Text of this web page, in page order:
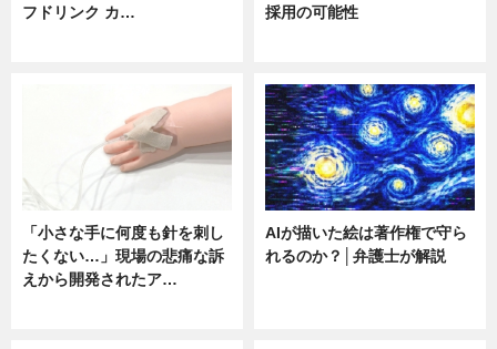
フドリンク カ…
採用の可能性
「小さな手に何度も針を刺し
たくない…」現場の悲痛な訴
えから開発されたア…
AIが描いた絵は著作権で守ら
れるのか？│弁護士が解説